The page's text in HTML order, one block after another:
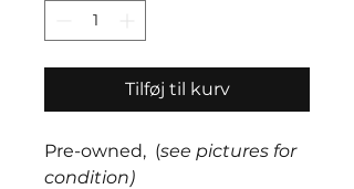
Tilføj til kurv
Pre-owned, (see pictures for
condition)